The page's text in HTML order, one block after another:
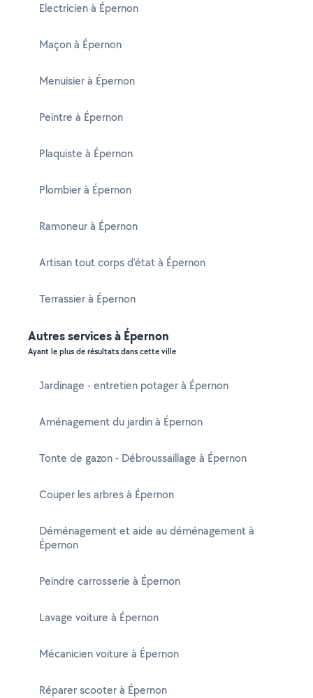
Electricien à Épernon
Maçon à Épernon
Menuisier à Épernon
Peintre à Épernon
Plaquiste à Épernon
Plombier à Épernon
Ramoneur à Épernon
Artisan tout corps d'état à Épernon
Terrassier à Épernon
Autres services à Épernon
Ayant le plus de résultats dans cette ville
Jardinage - entretien potager à Épernon
Aménagement du jardin à Épernon
Tonte de gazon - Débroussaillage à Épernon
Couper les arbres à Épernon
Déménagement et aide au déménagement à
Épernon
Peindre carrosserie à Épernon
Lavage voiture à Épernon
Mécanicien voiture à Épernon
Réparer scooter à Épernon